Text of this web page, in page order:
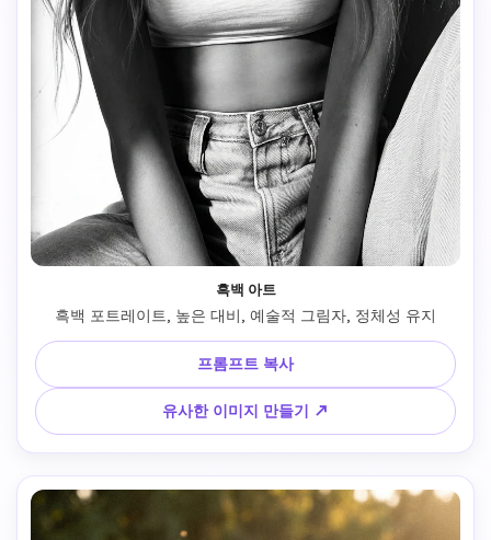
흑백 아트
프롬프트 복사
유사한 이미지 만들기 ↗